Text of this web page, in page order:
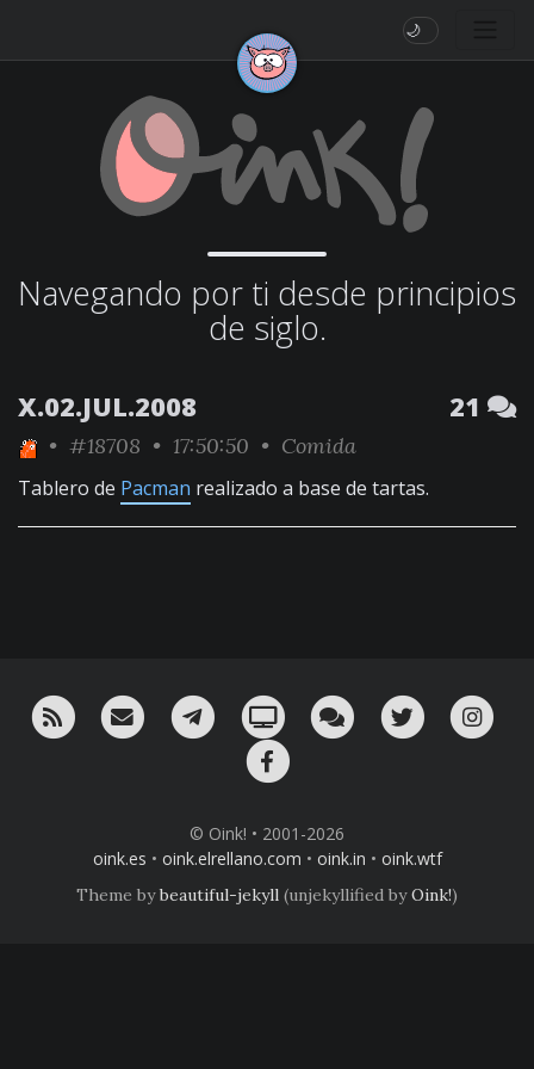
🌙
Navegando por ti desde principios
de siglo.
X.02.JUL.2008 21
• #18708 • 17:50:50 • Comida
Tablero de Pacman realizado a base de tartas.
RSS ¡Mándame un email!¡Nuestro canal en Telegram!
Oink! TV Charla con nosotros
Twitter
© Oink! • 2001-2026
oink.es • oink.elrellano.com • oink.in • oink.wtf
Theme bybeautiful-jekyll (unjekyllified byOink!)